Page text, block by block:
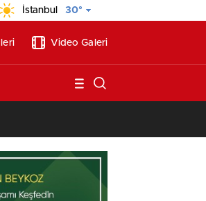
İstanbul 30°
Video Galeri